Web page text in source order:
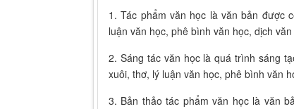
1. Tác phẩm văn học là văn bản được
luận văn học, phê bình văn học, dịch
2. Sáng tác văn học là quá trình sáng
xuôi, thơ, lý luận văn học, phê bình văn
3. Bản thảo tác phẩm văn học là văn